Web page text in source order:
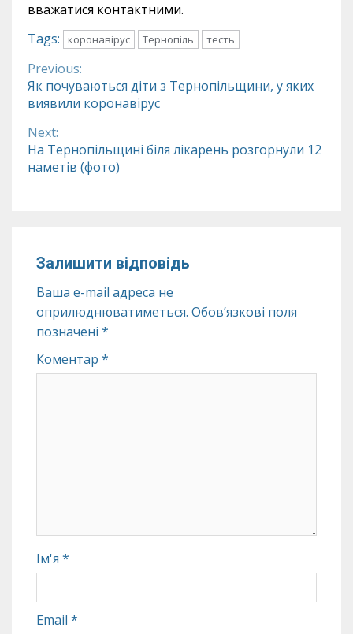
вважатися контактними.
Tags:
коронавірус Тернопіль тесть
Continue
Reading
Previous:
Як почуваються діти з Тернопільщини, у яких
виявили коронавірус
Next:
На Тернопільщині біля лікарень розгорнули 12
наметів (фото)
Залишити відповідь
Ваша e-mail адреса не
оприлюднюватиметься. Обов’язкові поля
позначені *
Коментар *
Ім'я *
Email *